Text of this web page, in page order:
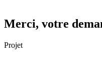
Merci, votre
Projet